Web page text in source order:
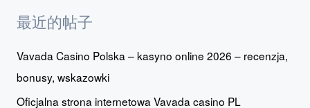
最近的帖子
Vavada Casino Polska – kasyno online 2026 – recenzja,
bonusy, wskazowki
Oficjalna strona internetowa Vavada casino PL